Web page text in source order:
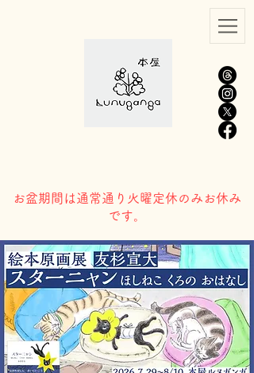
​お盆期間は通常通り火曜定休のみお休み
です。